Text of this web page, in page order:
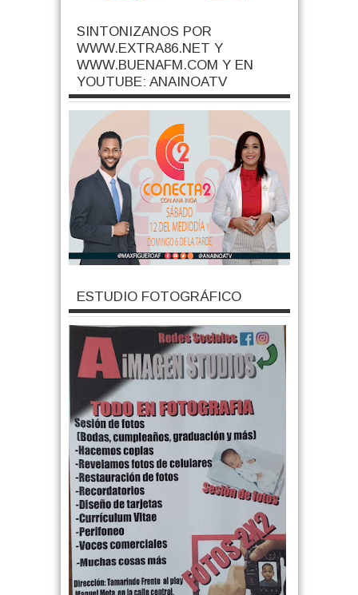
SINTONIZANOS POR
WWW.EXTRA86.NET Y
WWW.BUENAFM.COM Y EN
YOUTUBE: ANAINOATV
ESTUDIO FOTOGRÁFICO